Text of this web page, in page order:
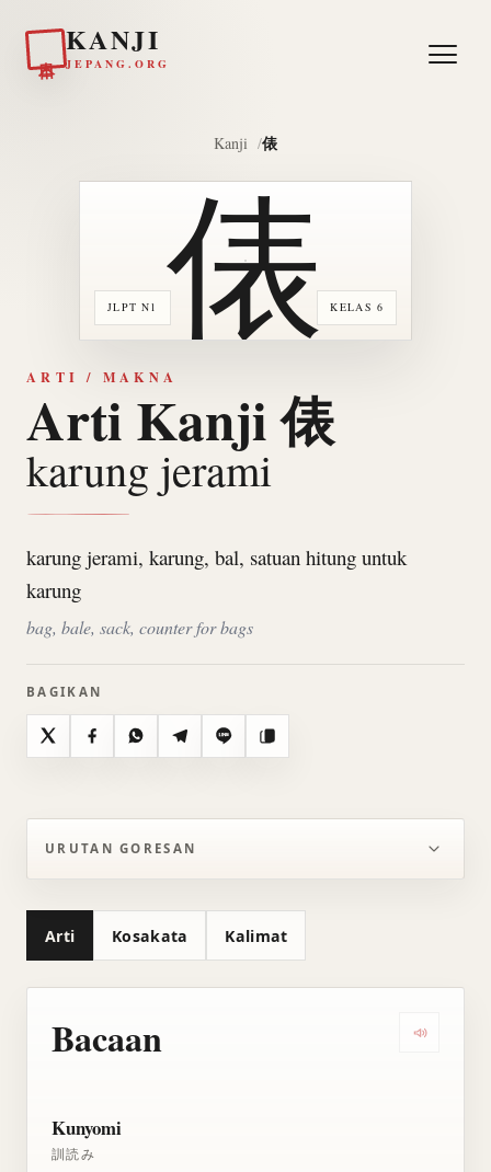
KANJI
JEPANG.ORG
Kanji 俵
JLPT N1 KELAS 6
俵
ARTI / MAKNA
Arti Kanji 俵
karung jerami
karung jerami, karung, bal, satuan hitung untuk
karung
bag, bale, sack, counter for bags
BAGIKAN
X FacebookWhatsAppTelegramLine Salin
URUTAN GORESAN
Arti Kosakata Kalimat
Bacaan
Kunyomi
訓読み